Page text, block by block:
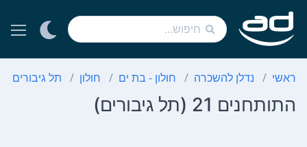
ראשי נדלן להשכרה חולון - בת ים חולון תל גיבורים
התותחנים 21 (תל גיבורים)